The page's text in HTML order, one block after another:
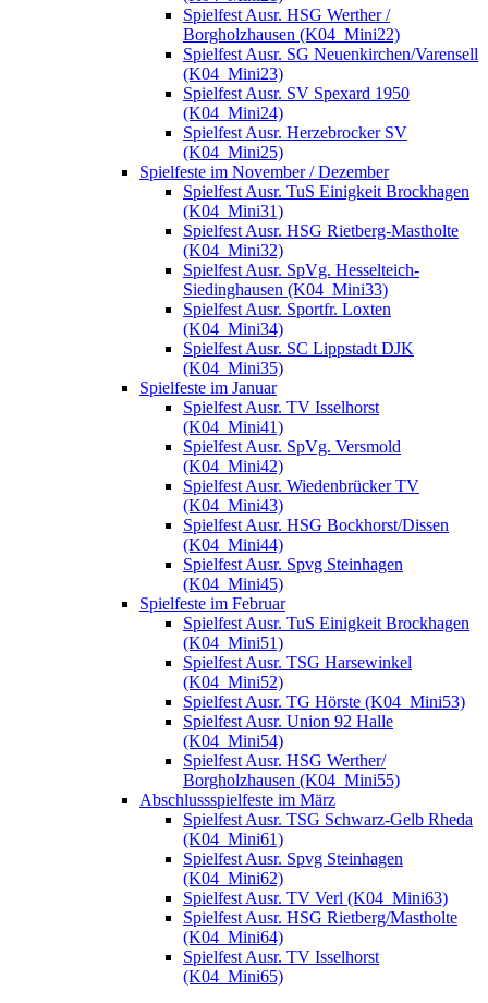
Spielfest Ausr. HSG Werther /
Borgholzhausen (K04_Mini22)
Spielfest Ausr. SG Neuenkirchen/Varensell
(K04_Mini23)
Spielfest Ausr. SV Spexard 1950
(K04_Mini24)
Spielfest Ausr. Herzebrocker SV
(K04_Mini25)
Spielfeste im November / Dezember
Spielfest Ausr. TuS Einigkeit Brockhagen
(K04_Mini31)
Spielfest Ausr. HSG Rietberg-Mastholte
(K04_Mini32)
Spielfest Ausr. SpVg. Hesselteich-
Siedinghausen (K04_Mini33)
Spielfest Ausr. Sportfr. Loxten
(K04_Mini34)
Spielfest Ausr. SC Lippstadt DJK
(K04_Mini35)
Spielfeste im Januar
Spielfest Ausr. TV Isselhorst
(K04_Mini41)
Spielfest Ausr. SpVg. Versmold
(K04_Mini42)
Spielfest Ausr. Wiedenbrücker TV
(K04_Mini43)
Spielfest Ausr. HSG Bockhorst/Dissen
(K04_Mini44)
Spielfest Ausr. Spvg Steinhagen
(K04_Mini45)
Spielfeste im Februar
Spielfest Ausr. TuS Einigkeit Brockhagen
(K04_Mini51)
Spielfest Ausr. TSG Harsewinkel
(K04_Mini52)
Spielfest Ausr. TG Hörste (K04_Mini53)
Spielfest Ausr. Union 92 Halle
(K04_Mini54)
Spielfest Ausr. HSG Werther/
Borgholzhausen (K04_Mini55)
Abschlussspielfeste im März
Spielfest Ausr. TSG Schwarz-Gelb Rheda
(K04_Mini61)
Spielfest Ausr. Spvg Steinhagen
(K04_Mini62)
Spielfest Ausr. TV Verl (K04_Mini63)
Spielfest Ausr. HSG Rietberg/Mastholte
(K04_Mini64)
Spielfest Ausr. TV Isselhorst
(K04_Mini65)